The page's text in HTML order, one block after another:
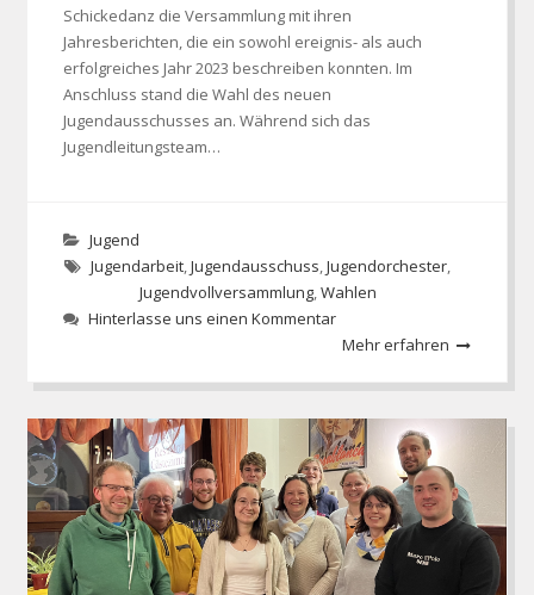
Schickedanz die Versammlung mit ihren
Jahresberichten, die ein sowohl ereignis- als auch
erfolgreiches Jahr 2023 beschreiben konnten. Im
Anschluss stand die Wahl des neuen
Jugendausschusses an. Während sich das
Jugendleitungsteam…
Jugend
Jugendarbeit,Jugendausschuss,Jugendorchester,
Jugendvollversammlung,Wahlen
Hinterlasse uns einen Kommentar
Mehr erfahren